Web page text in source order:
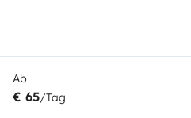
Ab
€ 65/Tag